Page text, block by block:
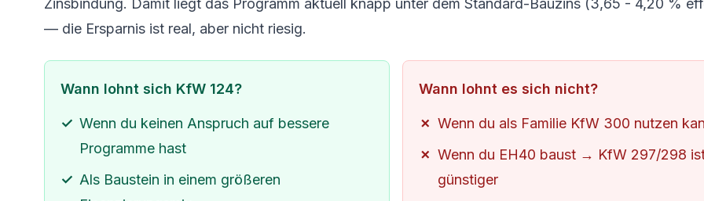
Zinsbindung. Damit liegt das Programm aktuell knapp unter dem Standard-Bauzins (3,65 - 4,20 %
— die Ersparnis ist real, aber nicht riesig.
Wann lohnt sich KfW 124?
Wenn du keinen Anspruch auf bessere
Programme hast
Als Baustein in einem größeren
Wann lohnt es sich nicht?
Wenn du als Familie KfW 300 nutzen
Wenn du EH40 baust → KfW 297/298
günstiger